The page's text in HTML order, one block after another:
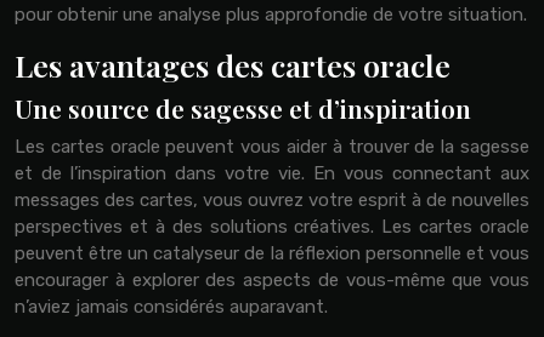
pour obtenir une analyse plus approfondie de votre situation.
Les avantages des cartes oracle
Une source de sagesse et d’inspiration
Les cartes oracle peuvent vous aider à trouver de la sagesse
et de l’inspiration dans votre vie. En vous connectant aux
messages des cartes, vous ouvrez votre esprit à de nouvelles
perspectives et à des solutions créatives. Les cartes oracle
peuvent être un catalyseur de la réflexion personnelle et vous
encourager à explorer des aspects de vous-même que vous
n’aviez jamais considérés auparavant.